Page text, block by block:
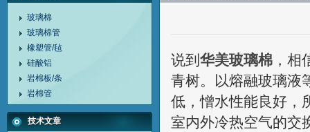
玻璃棉
玻璃棉管
橡塑管/毡
硅酸铝
岩棉板/条
岩棉管
技术文章
说到 华美玻璃棉 ，
青树。以熔融玻璃液
低，憎水性能良好，
室内外冷热空气的交